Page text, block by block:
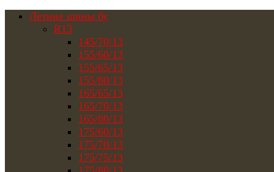
Летние шины бу
R13
145/70/13
155/60/13
155/65/13
155/80/13
165/65/13
165/70/13
165/80/13
175/60/13
175/70/13
175/75/13